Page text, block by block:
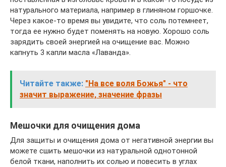
натурального материала, например в глиняном горшочке.
Через какое-то время вы увидите, что соль потемнеет,
тогда ее нужно будет поменять на новую. Хорошо соль
зарядить своей энергией на очищение вас. Можно
капнуть 3 капли масла «Лаванда».
Читайте также: "На все воля Божья" - что
значит выражение, значение фразы
Мешочки для очищения дома
Для защиты и очищения дома от негативной энергии вы
можете сшить мешочки из натуральной однотонной
белой ткани, наполнить их солью и повесить в углах